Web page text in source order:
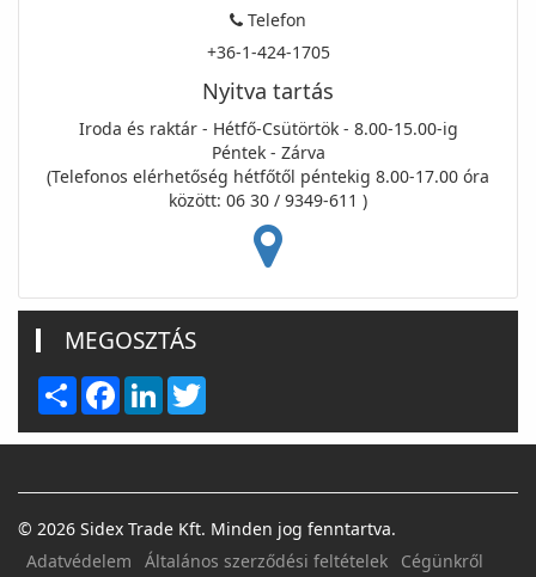
Telefon
+36-1-424-1705
Nyitva tartás
Iroda és raktár - Hétfő-Csütörtök - 8.00-15.00-ig
Péntek - Zárva
(Telefonos elérhetőség hétfőtől péntekig 8.00-17.00 óra
között: 06 30 / 9349-611 )
MEGOSZTÁS
Share FacebookLinkedIn
© 2026 Sidex Trade Kft. Minden jog fenntartva.
Adatvédelem
Általános szerződési feltételek
Cégünkről